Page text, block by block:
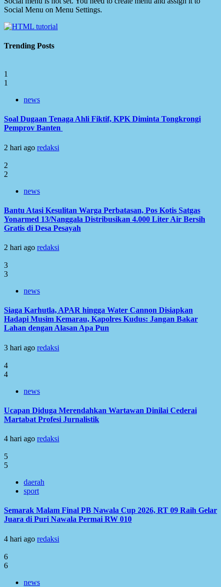
Social Menu on Menu Settings.
Trending Posts
1
1
news
Soal Dugaan Tenaga Ahli Fiktif, KPK Diminta Tongkrongi
Pemprov Banten
2 hari ago redaksi
2
2
news
Bantu Atasi Kesulitan Warga Perbatasan, Pos Kotis Satgas
Yonarmed 13/Nanggala Distribusikan 4.000 Liter Air Bersih
Gratis di Desa Pesayah
2 hari ago redaksi
3
3
news
Siaga Karhutla, APAR hingga Water Cannon Disiapkan
Hadapi Musim Kemarau, Kapolres Kudus: Jangan Bakar
Lahan dengan Alasan Apa Pun
3 hari ago redaksi
4
4
news
Ucapan Diduga Merendahkan Wartawan Dinilai Cederai
Martabat Profesi Jurnalistik
4 hari ago redaksi
5
5
daerah
sport
Semarak Malam Final PB Nawala Cup 2026, RT 09 Raih Gelar
Juara di Puri Nawala Permai RW 010
4 hari ago redaksi
6
6
news